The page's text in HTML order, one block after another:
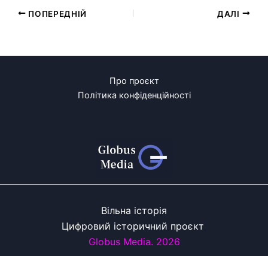
ПОПЕРЕДНІЙ ДАЛІ
Про проєкт
Політика конфіденційності
Вільна історія
Цифровий історичний проєкт
Globus Media. 2026